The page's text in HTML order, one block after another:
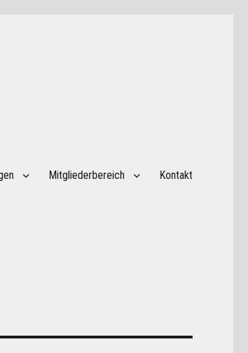
Mitgliederbereich Kontakt